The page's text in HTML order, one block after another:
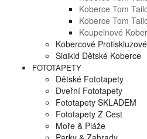
Koberce Tom
Koberce Tom
Koupelnové
Kobercové
Sigikid Dětské Koberce
FOTOTAPETY
Dětské Fototapety
Dveřní Fototapety
Fototapety SKLADEM
Fototapety Z Cest
Moře & Pláže